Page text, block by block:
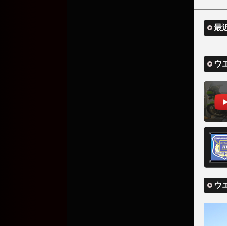
最
ウ
ウ